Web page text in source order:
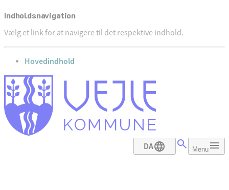
Indholdsnavigation
Vælg et link for at navigere til det respektive indhold.
gå til
Hovedindhold
DA Menu